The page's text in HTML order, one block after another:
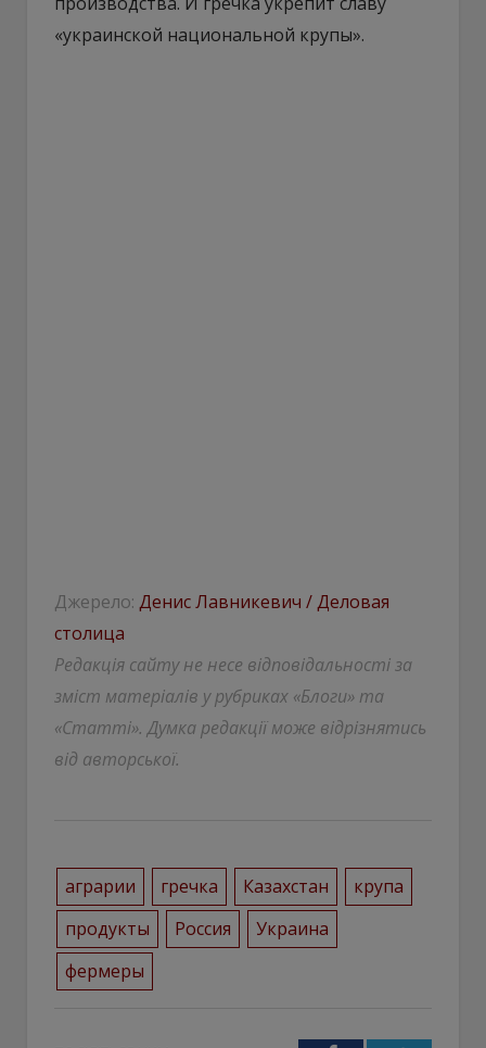
«украинской национальной крупы».
Джерело: Денис Лавникевич / Деловая
столица
Редакція сайту не несе відповідальності за
зміст матеріалів у рубриках «Блоги» та
«Статті». Думка редакції може відрізнятись
від авторської.
аграрии гречка Казахстан
крупа
продукты
Россия
Украина
фермеры